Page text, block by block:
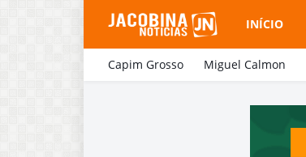
INÍCIO
Capim Grosso Miguel Calmon